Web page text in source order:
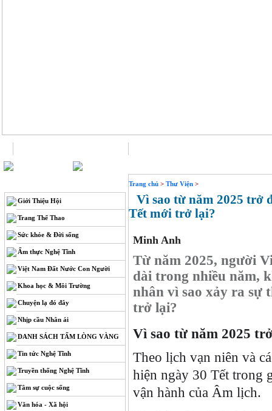
Giới Thiệu Hội
Trang Thể Thao
Sức khỏe & Đời sống
Ẩm thực Nghệ Tĩnh
Việt Nam Đất Nước Con Người
Khoa học & Môi Trường
Chuyện lạ đó đây
Nhịp cầu Nhân ái
DANH SÁCH TẤM LÒNG VÀNG
Tin tức Nghệ Tĩnh
Truyền thống Nghệ Tĩnh
Tâm sự cuộc sống
Văn hóa - Xã hội
Trang chủ > Thư Viện >
Vì sao từ năm 2025 trở
Tết mới trở lại?
Minh Anh
Từ năm 2025, người
dài trong nhiều năm,
nhân vì sao xảy ra sự
trở lại?
Vì sao từ năm 2025
Theo lịch vạn niên và
hiện ngày 30 Tết trong
vận hành của Âm lịch.